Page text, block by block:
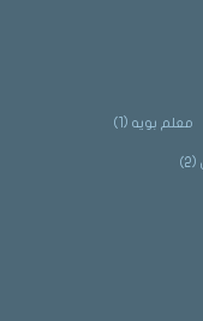
معلم بويه (1)
(2)